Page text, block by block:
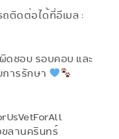
ติดต่อได้ที่อีเมล :
ดชอบ รอบคอบ และ
ารรักษา
ลานครินทร์